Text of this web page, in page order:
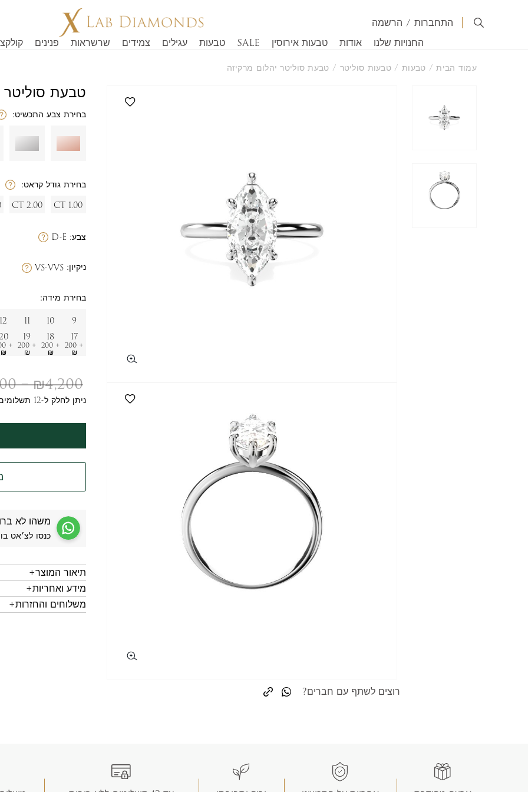
התחברות / הרשמה
החנויות שלנו
אודות טבעות אירוסין SALE טבעות עגילים צמידים שרשראות פנינים
עמוד הבית/ טבעות / טבעות סוליטר / טבעת סוליטר יהלום מרקיזה
רוצים לשתף עם חברים?
whatsapp
copy link
טבעת סוליטר
בחירת צבע התכשיט:
בחירת גודל קראט:
1.00 CT
2.00 CT
צבע:D-E
ניקיון:VS-VVS
בחירת מידה:
9
10
11
12
17
+ 200
₪
18
+ 200
₪
19
+ 200
₪
₪
₪4,200
–
ניתן לחלק ל-12 תשלומים
משהו לא
כנסו לצ׳אט
תיאור המוצר
מידע ואחריות
משלוחים והחזרות